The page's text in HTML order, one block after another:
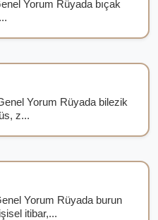
Yorum Rüyada bıçak
Yorum Rüyada bilezik
z...
Yorum Rüyada burun
itibar,...